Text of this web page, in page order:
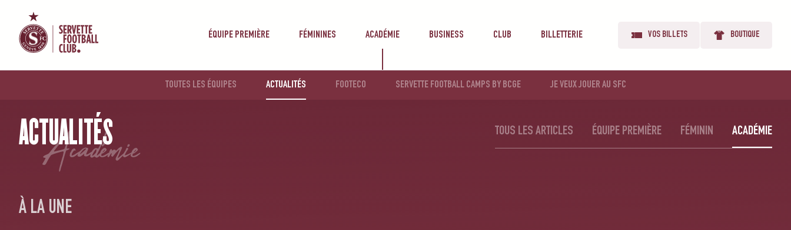
ÉQUIPE PREMIÈRE FÉMININES ACADÉMIE BUSINESS CLUB BILLETTERIE
TOUTES LES ÉQUIPES ACTUALITÉS FOOTECO SERVETTE FOOTBALL CAMPS BY BCGE JE VEUX JOUER AU SFC
VOS BILLETS BOUTIQUE
ACTUALITÉS
académie TOUS LES ARTICLES ÉQUIPE PREMIÈRE FÉMININ ACADÉMIE
À LA UNE